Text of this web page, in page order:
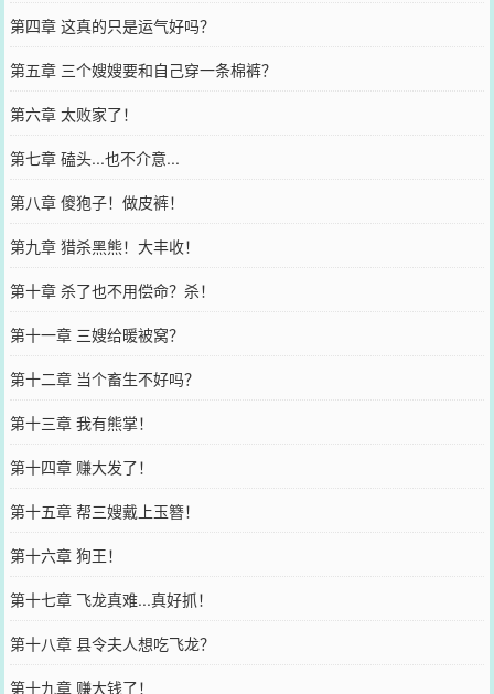
第四章 这真的只是运气好吗？
第五章 三个嫂嫂要和自己穿一条棉裤？
第六章 太败家了！
第七章 磕头...也不介意...
第八章 傻狍子！做皮裤！
第九章 猎杀黑熊！大丰收！
第十章 杀了也不用偿命？杀！
第十一章 三嫂给暖被窝？
第十二章 当个畜生不好吗？
第十三章 我有熊掌！
第十四章 赚大发了！
第十五章 帮三嫂戴上玉簪！
第十六章 狗王！
第十七章 飞龙真难...真好抓！
第十八章 县令夫人想吃飞龙？
第十九章 赚大钱了！